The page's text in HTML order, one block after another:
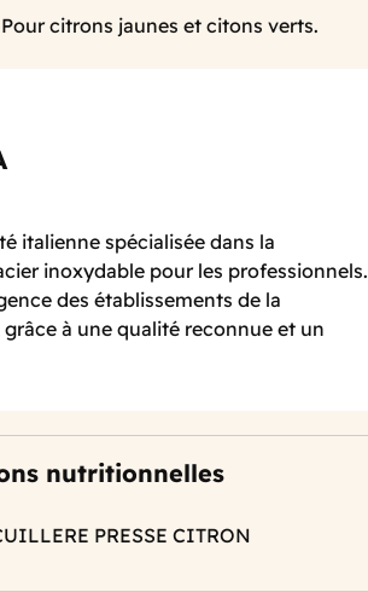
citrons jaunes et citons verts.
italienne spécialisée dans la
inoxydable pour les professionnels.
des établissements de la
à une qualité reconnue et un
nutritionnelles
PRESSE CITRON